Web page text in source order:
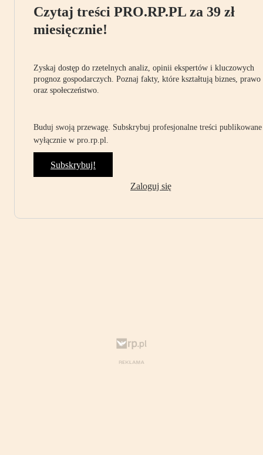
Czytaj treści PRO.RP.PL za 39 zł
miesięcznie!
Zyskaj dostęp do rzetelnych analiz, opinii ekspertów i kluczowych
prognoz gospodarczych. Poznaj fakty, które kształtują biznes, prawo
oraz społeczeństwo.
Buduj swoją przewagę. Subskrybuj profesjonalne treści publikowane
wyłącznie w pro.rp.pl.
Subskrybuj!
Zaloguj się